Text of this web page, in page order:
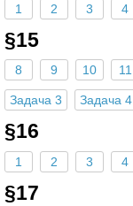
1 2 3 4
§15
8 9 10 11
Задача 3 Задача 4
§16
1 2 3 4
§17